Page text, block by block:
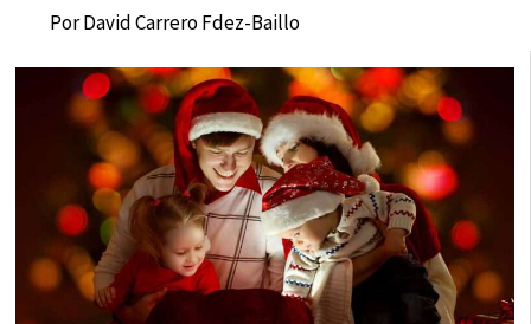
PorDavid Carrero Fdez-Baillo